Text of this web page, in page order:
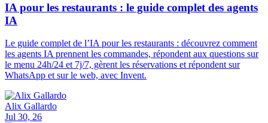
IA pour les restaurants : le guide complet des agents
IA
Le guide complet de l’IA pour les restaurants : découvrez comment
les agents IA prennent les commandes, répondent aux questions sur
le menu 24h/24 et 7j/7, gèrent les réservations et répondent sur
WhatsApp et sur le web, avec Invent.
Alix Gallardo
Jul 30, 26